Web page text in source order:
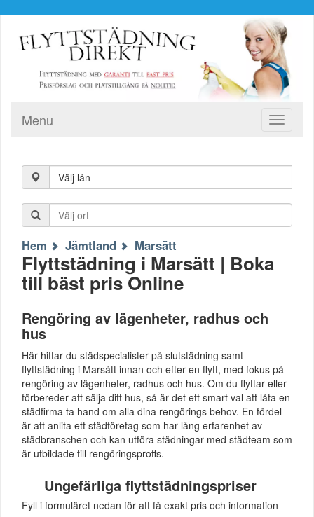
Toggle
Menu
Välj län
Hem Jämtland Marsätt
Flyttstädning i Marsätt | Boka
till bäst pris Online
Rengöring av lägenheter, radhus och
hus
Här hittar du städspecialister på slutstädning samt
flyttstädning i Marsätt innan och efter en flytt, med fokus på
rengöring av lägenheter, radhus och hus. Om du flyttar eller
förbereder att sälja ditt hus, så är det ett smart val att låta en
städfirma ta hand om alla dina rengörings behov. En fördel
är att anlita ett städföretag som har lång erfarenhet av
städbranschen och kan utföra städningar med städteam som
är utbildade till rengöringsproffs.
Ungefärliga flyttstädningspriser
Fyll i formuläret nedan för att få exakt pris och information